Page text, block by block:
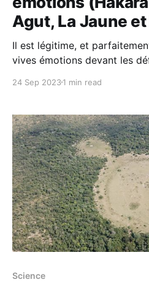
Agut, La Jaune
Il est légitime, et
vives émotions devant les
conscience parfois brutales,
transformer en moteurs
soutenable
24 Sep 20231 min read
Science